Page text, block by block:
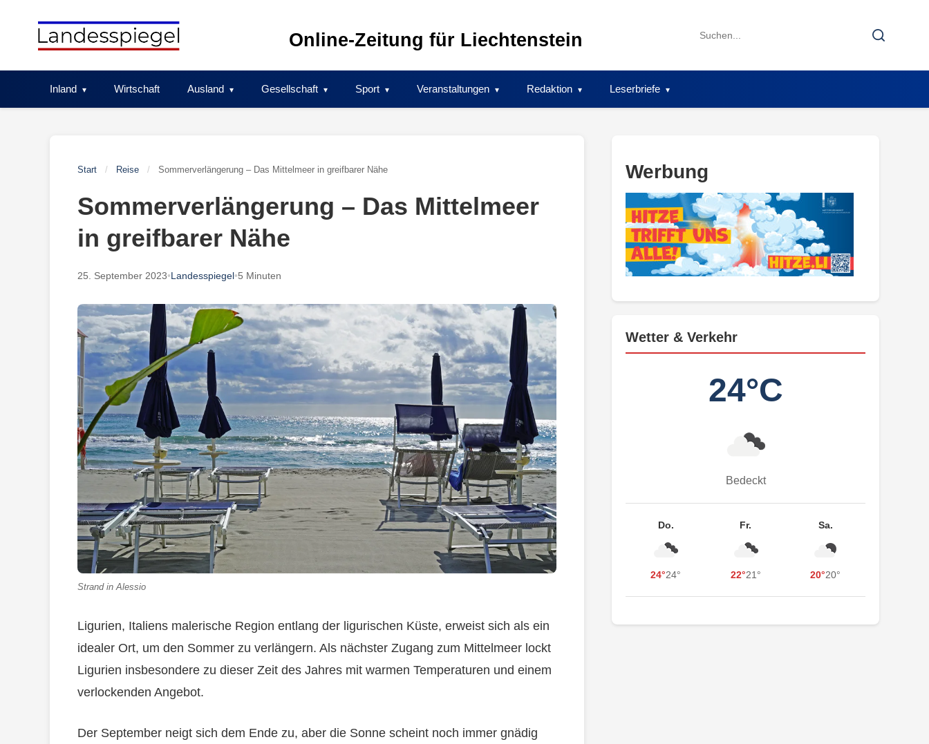
Online-Zeitung für Liechtenstein
Search
Search
Inland Wirtschaft Ausland Gesellschaft Sport Veranstaltungen Redaktion Leserbriefe
Start / Reise / Sommerverlängerung – Das Mittelmeer in greifbarer Nähe
Sommerverlängerung – Das Mittelmeer
in greifbarer Nähe
25. September 2023•Landesspiegel•5 Minuten
Strand in Alessio
Ligurien, Italiens malerische Region entlang der ligurischen Küste, erweist sich als ein
idealer Ort, um den Sommer zu verlängern. Als nächster Zugang zum Mittelmeer lockt
Ligurien insbesondere zu dieser Zeit des Jahres mit warmen Temperaturen und einem
verlockenden Angebot.
Der September neigt sich dem Ende zu, aber die Sonne scheint noch immer gnädig
Werbung
Wetter & Verkehr
24°C
Bedeckt
Do.
24°24°
Fr.
22°21°
Sa.
20°20°